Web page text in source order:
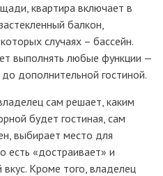
квартира включает в
балкон,
случаях – бассейн.
выполнять любые функции —
дополнительной гостиной.
сам решает, каким
будет гостиная, сам
выбирает место для
есть «достраивает» и
Кроме того, владелец